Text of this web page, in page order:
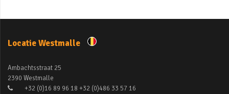
Locatie Westmalle
Ambachtsstraat 25
2390 Westmalle
+32 (0)16 89 96 18 +32 (0)486 33 57 16